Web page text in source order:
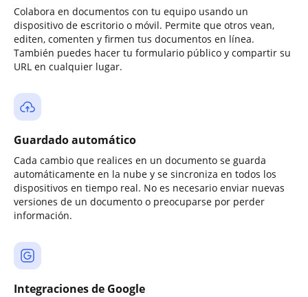
Colabora en documentos con tu equipo usando un
dispositivo de escritorio o móvil. Permite que otros vean,
editen, comenten y firmen tus documentos en línea.
También puedes hacer tu formulario público y compartir su
URL en cualquier lugar.
Guardado automático
Cada cambio que realices en un documento se guarda
automáticamente en la nube y se sincroniza en todos los
dispositivos en tiempo real. No es necesario enviar nuevas
versiones de un documento o preocuparse por perder
información.
Integraciones de Google